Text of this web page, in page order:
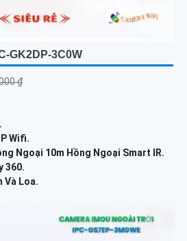
GK2DP-3C0W
₫
IP Wifi.
Ngoại 10m Hồng Ngoại Smart IR.
360.
Và Loa.